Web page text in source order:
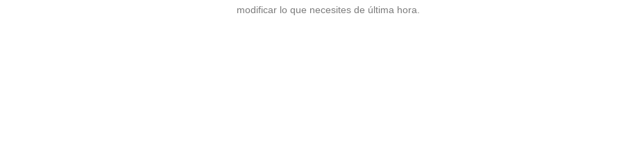
modificar lo que necesites de última hora.